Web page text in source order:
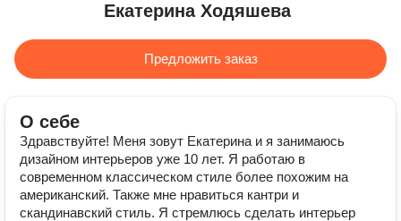
Екатерина Ходяшева
Предложить заказ
О себе
Здравствуйте! Меня зовут Екатерина и я занимаюсь
дизайном интерьеров уже 10 лет. Я работаю в
современном классическом стиле более похожим на
американский. Также мне нравиться кантри и
скандинавский стиль. Я стремлюсь сделать интерьер